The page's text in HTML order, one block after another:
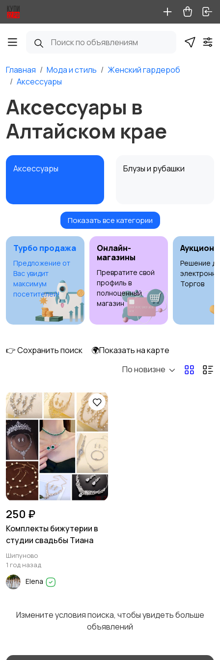
Главная Мода и стиль
Женский гардероб
Аксессуары
Аксессуары в
Алтайском крае
Аксессуары Блузы и рубашки
Будущим мамам Верхняя одежда
Головные уборы Домашняя одежда
Нижнее белье
Пиджаки и костюмы
Футболки и топы
Другое
Показать все категории
Турбо продажа
Предложение от
Вас увидит
максимум
посетителей!
Онлайн-
магазины
Превратите свой
профиль в
полноценный
магазин
Аукционы
Решение
Торгов
👉 Сохранить поиск
🌍Показать на карте
По новизне
250 ₽
Комплекты бижутерии в
студии свадьбы Тиана
Шипуново
1 год назад
Elena
Измените условия поиска, чтобы увидеть больше
объявлений